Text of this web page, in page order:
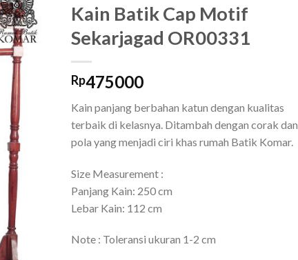
Add to
wishlist
Kain Batik Cap Motif
Sekarjagad OR00331
Rp475000
Kain panjang berbahan katun dengan kualitas
terbaik di kelasnya. Ditambah dengan corak dan
pola yang menjadi ciri khas rumah Batik Komar.
Size Measurement :
Panjang Kain: 250 cm
Lebar Kain: 112 cm
Note : Toleransi ukuran 1-2 cm